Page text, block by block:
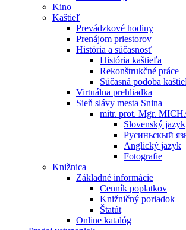
Kino
Kaštieľ
Prevádzkové hodiny
Prenájom priestorov
História a súčasnosť
História kaštieľa
Rekonštrukčné práce
Súčasná podoba
Virtuálna prehliadka
Sieň slávy mesta Snina
mitr. prot. Mgr.
Slovenský jazyk
Русиньскый
Anglický jazyk
Fotografie
Knižnica
Základné informácie
Cenník poplatkov
Knižničný poriadok
Štatút
Online katalóg